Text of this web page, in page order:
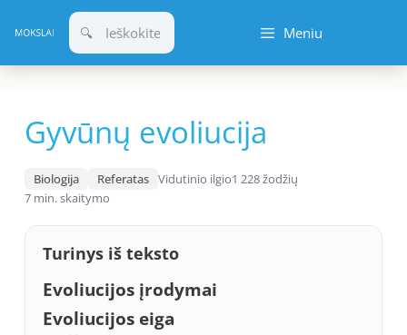
prie
turinio
Meniu
Gyvūnų evoliucija
Biologija Referatas Vidutinio ilgio1 228 žodžių
7 min. skaitymo
Turinys iš teksto
Evoliucijos įrodymai
Evoliucijos eiga